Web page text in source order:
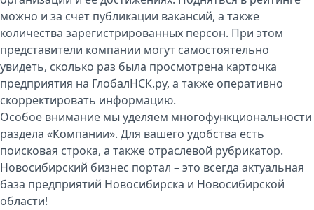
можно и за счет публикации вакансий, а также
количества зарегистрированных персон. При этом
представители компании могут самостоятельно
увидеть, сколько раз была просмотрена карточка
предприятия на ГлобалНСК.ру, а также оперативно
скорректировать информацию.
Особое внимание мы уделяем многофункциональности
раздела «Компании». Для вашего удобства есть
поисковая строка, а также отраслевой рубрикатор.
Новосибирский бизнес портал – это всегда актуальная
база предприятий Новосибирска и Новосибирской
области!